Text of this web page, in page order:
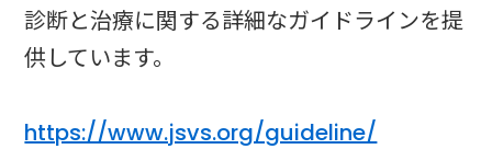
診断と治療に関する詳細なガイドラインを提
供しています。
https://www.jsvs.org/guideline/